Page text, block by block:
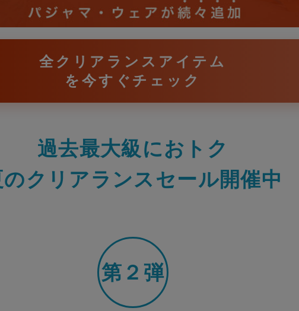
全クリアランスアイテム
を今すぐチェック
過去最大級におトク
のクリアランスセール開催中
第２弾